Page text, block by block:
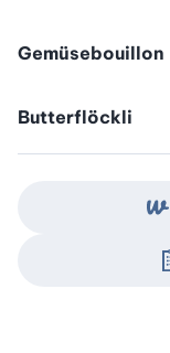
Gemüsebouillon
Butterflöckli